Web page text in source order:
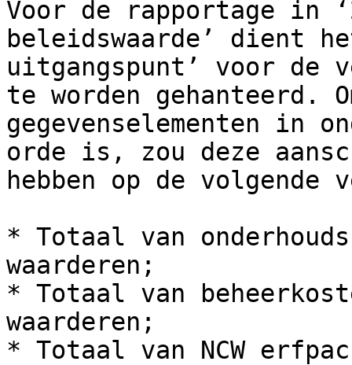
Voor de rapportage in
beleidswaarde’ dient
uitgangspunt’ voor de
te worden gehanteerd.
gegevenselementen in
orde is, zou deze
hebben op de volgende
* Totaal van
waarderen;
* Totaal van
waarderen;
* Totaal van NCW